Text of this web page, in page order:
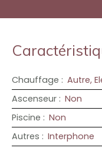
Chauffage : Autre,
Ascenseur : Non
Piscine : Non
Autres : Interphone